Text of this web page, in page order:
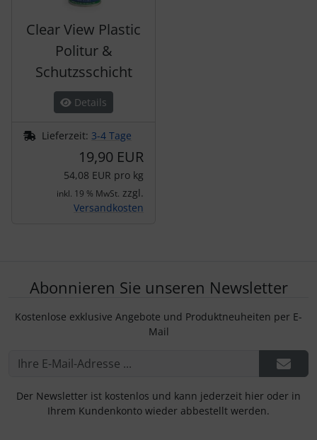
Clear View Plastic
Politur &
Schutzsschicht
Details
Lieferzeit: 3-4 Tage
19,90 EUR
54,08 EUR pro kg
inkl. 19 % MwSt. zzgl.
Versandkosten
Abonnieren Sie unseren Newsletter
Kostenlose exklusive Angebote und Produktneuheiten per E-
Mail
Der Newsletter ist kostenlos und kann jederzeit hier oder in
Ihrem Kundenkonto wieder abbestellt werden.